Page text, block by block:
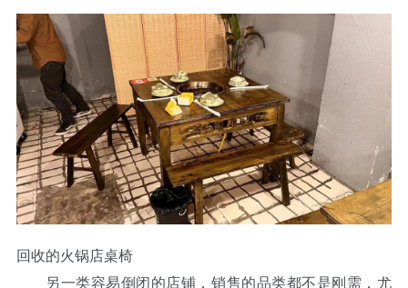
回收的火锅店桌椅
另一类容易倒闭的店铺，销售的品类都不是刚需，尤